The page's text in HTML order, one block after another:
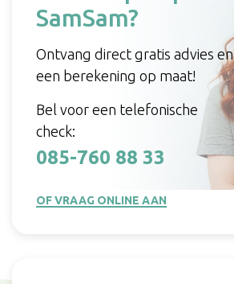
SamSam?
Ontvang direct gratis advies en
een berekening op maat!
Bel voor een telefonische
check:
085-760 88 33
OF VRAAG ONLINE AAN